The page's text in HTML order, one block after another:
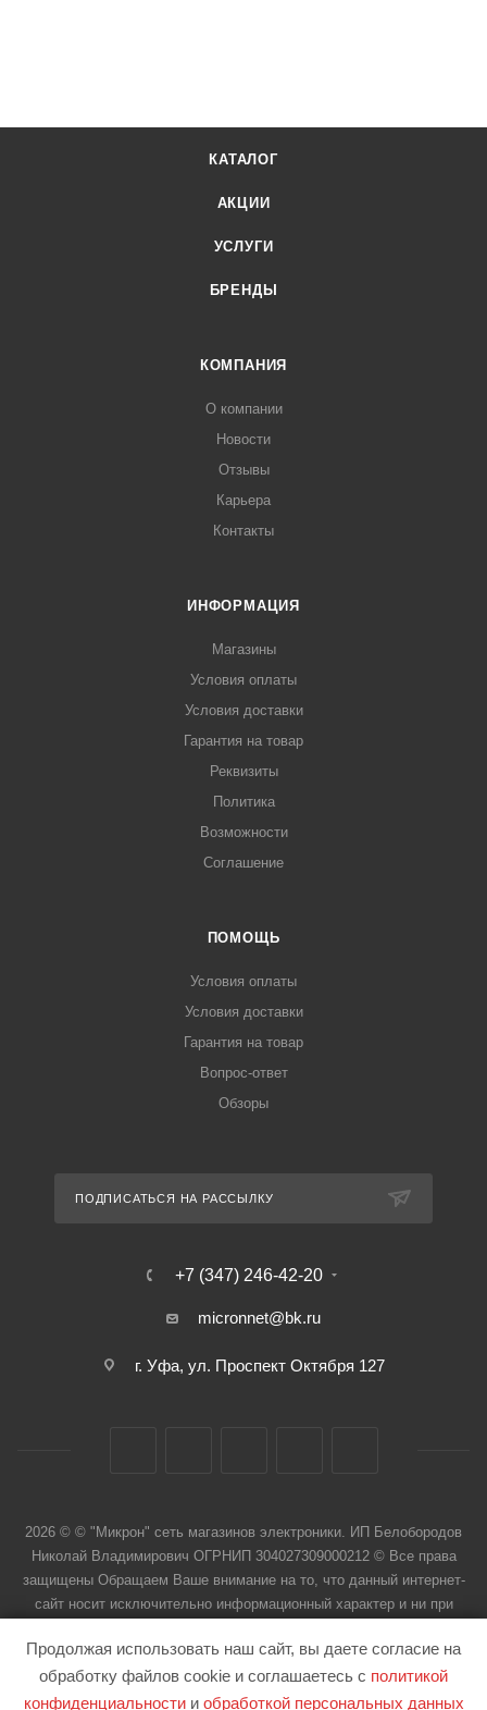
КАТАЛОГ
АКЦИИ
УСЛУГИ
БРЕНДЫ
КОМПАНИЯ
О компании
Новости
Отзывы
Карьера
Контакты
ИНФОРМАЦИЯ
Магазины
Условия оплаты
Условия доставки
Гарантия на товар
Реквизиты
Политика
Возможности
Соглашение
ПОМОЩЬ
Условия оплаты
Условия доставки
Гарантия на товар
Вопрос-ответ
Обзоры
ПОДПИСАТЬСЯ НА РАССЫЛКУ
+7 (347) 246-42-20
micronnet@bk.ru
г. Уфа, ул. Проспект Октября 127
2026 © © "Микрон" сеть магазинов электроники. ИП Белобородов
Николай Владимирович ОГРНИП 304027309000212 © Все права
защищены Обращаем Ваше внимание на то, что данный интернет-
сайт носит исключительно информационный характер и ни при
Продолжая использовать наш сайт, вы даете согласие на
обработку файлов cookie и соглашаетесь с политикой
конфиденциальностии обработкой персональных данных